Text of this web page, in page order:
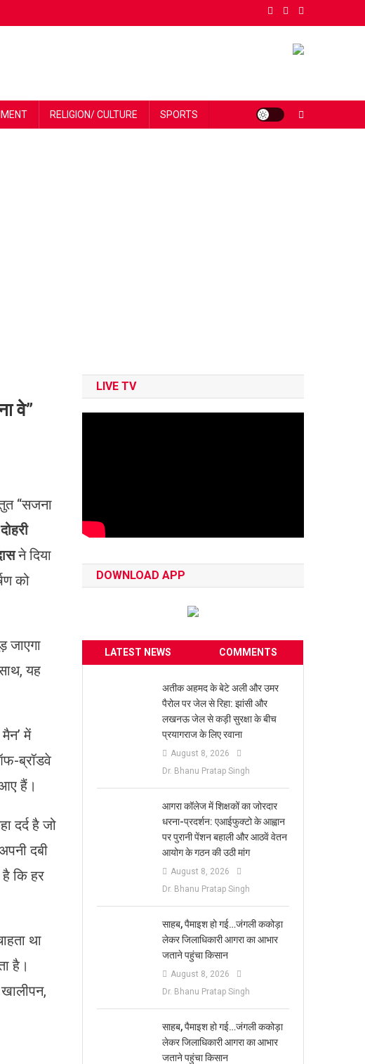
RELIGION/ CULTURE SPORTS
वे”
“सजना
ने दिया
को
जाएगा
यह
में
ब्रॉडवे
हैं।
दर्द है जो
दबी
कि हर
था
है।
LIVE TV
DOWNLOAD APP
LATEST NEWS COMMENTS
अतीक अहमद के बेटे अली और उमर
पैरोल पर जेल से रिहा: झांसी और
लखनऊ जेल से कड़ी सुरक्षा के बीच
प्रयागराज के लिए रवाना
August 8, 2026
Dr. Bhanu Pratap Singh
आगरा कॉलेज में शिक्षकों का जोरदार
धरना-प्रदर्शन: एआईफुक्टो के आह्वान
पर पुरानी पेंशन बहाली और आठवें वेतन
आयोग के गठन की उठी मांग
August 8, 2026
Dr. Bhanu Pratap Singh
साहब, पैमाइश हो गई…जंगली ककोड़ा
लेकर जिलाधिकारी आगरा का आभार
जताने पहुंचा किसान
August 8, 2026
Dr. Bhanu Pratap Singh
साहब, पैमाइश हो गई…जंगली ककोड़ा
लेकर जिलाधिकारी आगरा का आभार
जताने पहुंचा किसान